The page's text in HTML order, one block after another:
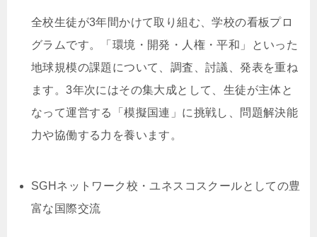
全校生徒が3年間かけて取り組む、学校の看板プロ
グラムです。「環境・開発・人権・平和」といった
地球規模の課題について、調査、討議、発表を重ね
ます。3年次にはその集大成として、生徒が主体と
なって運営する「模擬国連」に挑戦し、問題解決能
力や協働する力を養います。
SGHネットワーク校・ユネスコスクールとしての豊
富な国際交流